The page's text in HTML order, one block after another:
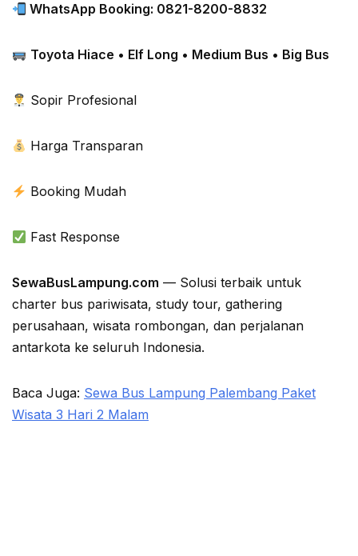
WhatsApp Booking: 0821-8200-8832
Toyota Hiace • Elf Long • Medium Bus • Big Bus
Sopir Profesional
Harga Transparan
Booking Mudah
Fast Response
SewaBusLampung.com — Solusi terbaik untuk
charter bus pariwisata, study tour, gathering
perusahaan, wisata rombongan, dan perjalanan
antarkota ke seluruh Indonesia.
Baca Juga: Sewa Bus Lampung Palembang Paket
Wisata 3 Hari 2 Malam